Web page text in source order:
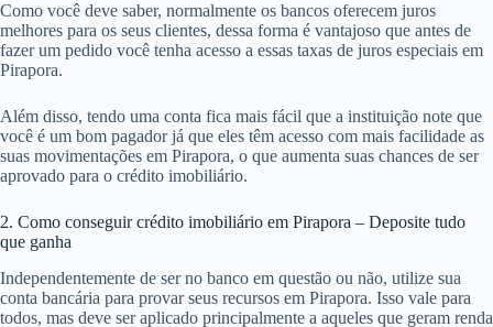
Como você deve saber, normalmente os bancos oferecem juros
melhores para os seus clientes, dessa forma é vantajoso que antes de
fazer um pedido você tenha acesso a essas taxas de juros especiais em
Pirapora.
Além disso, tendo uma conta fica mais fácil que a instituição note que
você é um bom pagador já que eles têm acesso com mais facilidade as
suas movimentações em Pirapora, o que aumenta suas chances de ser
aprovado para o crédito imobiliário.
2. Como conseguir crédito imobiliário em Pirapora – Deposite tudo
que ganha
Independentemente de ser no banco em questão ou não, utilize sua
conta bancária para provar seus recursos em Pirapora. Isso vale para
todos, mas deve ser aplicado principalmente a aqueles que geram renda